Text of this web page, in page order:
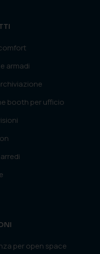
armadi
booth per ufficio
per open space